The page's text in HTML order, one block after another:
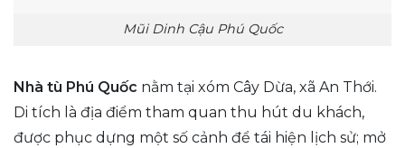
Mũi Dinh Cậu Phú Quốc
Nhà tù Phú Quốc nằm tại xóm Cây Dừa, xã An Thới.
Di tích là địa điểm tham quan thu hút du khách,
được phục dựng một số cảnh để tái hiện lịch sử; mở